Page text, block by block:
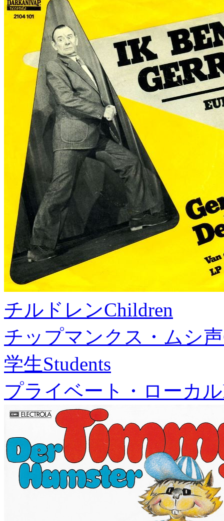
チルドレンChildren
チップマンクス・ムシ声
学生Students
プライベート・ローカル